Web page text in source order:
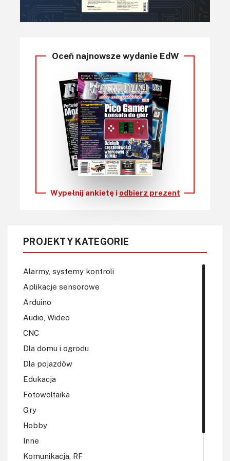
Oceń najnowsze wydanie EdW
Wypełnij ankietę i odbierz prezent
PROJEKTY KATEGORIE
Alarmy, systemy kontroli
Aplikacje sensorowe
Arduino
Audio, Wideo
CNC
Dla domu i ogrodu
Dla pojazdów
Edukacja
Fotowoltaika
Gry
Hobby
Inne
Komunikacja, RF